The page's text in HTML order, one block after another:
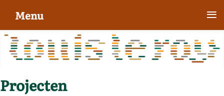
Projecten
Menu ≡